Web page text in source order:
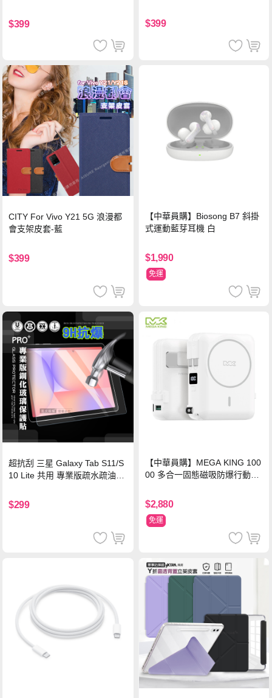
$399 $399
CITY For Vivo Y21 5G 浪漫都
會支架皮套-藍
$399
【中華員購】Biosong B7 斜掛
式運動藍芽耳機 白
$1,990
免運
超抗刮 三星 Galaxy Tab S11/S
10 Lite 共用 專業版疏水疏油9H
$299
【中華員購】MEGA KING 100
00 多合一固態磁吸防爆行動電
$2,880
免運